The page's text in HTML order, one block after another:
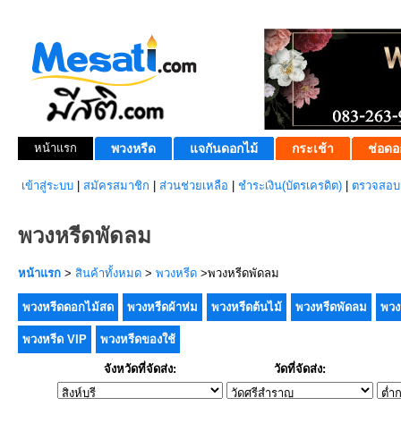
หน้าแรก พวงหรีด แจกันดอกไม้ กระเช้า ช่อดอ
เข้าสู่ระบบ สมัครสมาชิก ส่วนช่วยเหลือ ชำระเงิน(บัตรเครดิต) ตรวจสอ
พวงหรีดพัดลม
หน้าแรก > สินค้าทั้งหมด > พวงหรีด >พวงหรีดพัดลม
พวงหรีดดอกไม้สด พวงหรีดผ้าห่ม พวงหรีดต้นไม้ พวงหรีดพัดลม พว
พวงหรีด VIP พวงหรีดของใช้
จังหวัดที่จัดส่ง: วัดที่จัดส่ง: